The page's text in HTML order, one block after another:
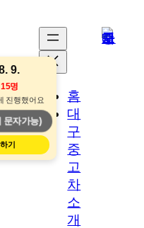
9.
명
진행했어요
문자가능)
기
홈
대
구
중
고
차
소
개